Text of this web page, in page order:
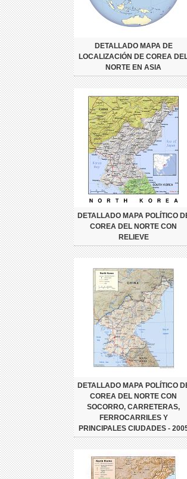
DETALLADO MAPA DE
LOCALIZACIÓN DE COREA
NORTE EN ASIA
DETALLADO MAPA POLÍTICO
COREA DEL NORTE CON
RELIEVE
DETALLADO MAPA POLÍTICO
COREA DEL NORTE CON
SOCORRO, CARRETERAS,
FERROCARRILES Y
PRINCIPALES CIUDADES -